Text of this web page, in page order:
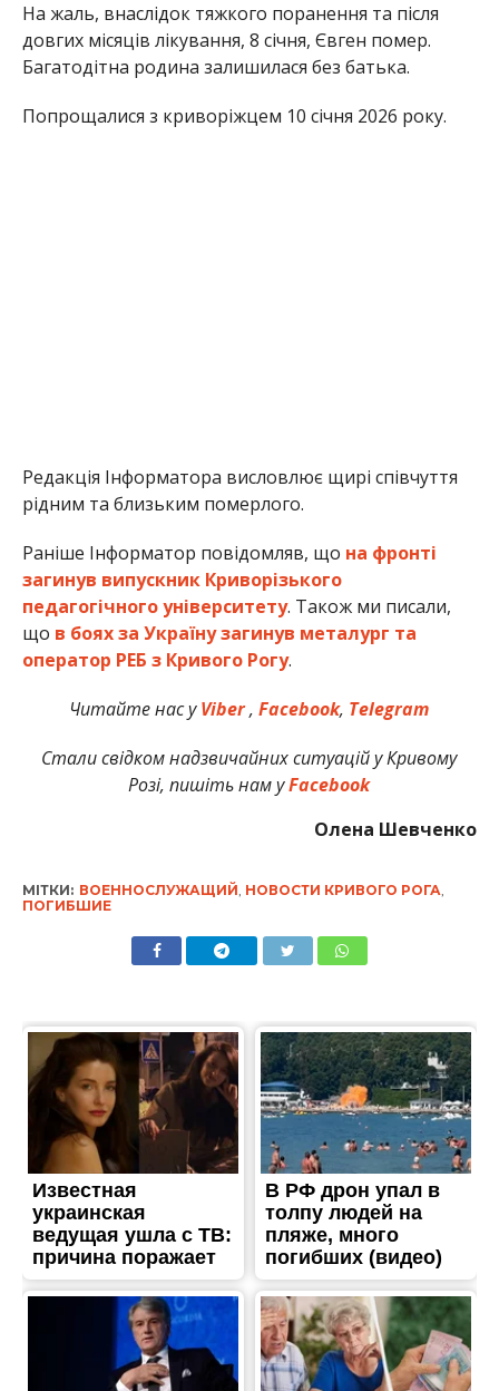
На жаль, внаслідок тяжкого поранення та після
довгих місяців лікування, 8 січня, Євген помер.
Багатодітна родина залишилася без батька.
Попрощалися з криворіжцем 10 січня 2026 року.
Редакція Інформатора висловлює щирі співчуття
рідним та близьким померлого.
Раніше Інформатор повідомляв, що на фронті
загинув випускник Криворізького
педагогічного університету. Також ми писали,
що в боях за Україну загинув металург та
оператор РЕБ з Кривого Рогу.
Читайте нас уViber,Facebook, Telegram
Стали свідком надзвичайних ситуацій у Кривому
Розі, пишіть нам уFacebook
Олена Шевченко
МІТКИ: ВОЕННОСЛУЖАЩИЙ, НОВОСТИ КРИВОГО РОГА,
ПОГИБШИЕ